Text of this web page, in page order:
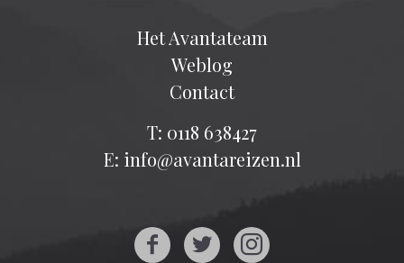
Het Avantateam
Weblog
Contact
T: 0118 638427
E: info@avantareizen.nl